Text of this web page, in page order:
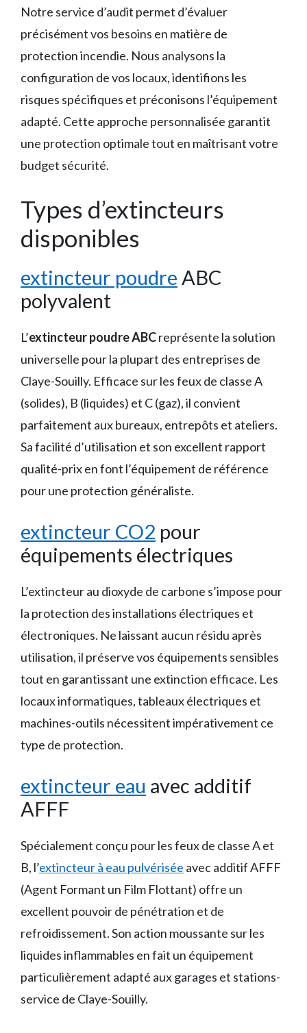
Notre service d’audit permet d’évaluer
précisément vos besoins en matière de
protection incendie. Nous analysons la
configuration de vos locaux, identifions les
risques spécifiques et préconisons l’équipement
adapté. Cette approche personnalisée garantit
une protection optimale tout en maîtrisant votre
budget sécurité.
Types d’extincteurs
disponibles
extincteur poudre ABC
polyvalent
L’extincteur poudre ABCreprésente la solution
universelle pour la plupart des entreprises de
Claye-Souilly. Efficace sur les feux de classe A
(solides), B (liquides) et C (gaz), il convient
parfaitement aux bureaux, entrepôts et ateliers.
Sa facilité d’utilisation et son excellent rapport
qualité-prix en font l’équipement de référence
pour une protection généraliste.
extincteur CO2 pour
équipements électriques
L’extincteur au dioxyde de carbone s’impose pour
la protection des installations électriques et
électroniques. Ne laissant aucun résidu après
utilisation, il préserve vos équipements sensibles
tout en garantissant une extinction efficace. Les
locaux informatiques, tableaux électriques et
machines-outils nécessitent impérativement ce
type de protection.
extincteur eau avec additif
AFFF
Spécialement conçu pour les feux de classe A et
B, l’extincteur à eau pulvérisée avec additif AFFF
(Agent Formant un Film Flottant) offre un
excellent pouvoir de pénétration et de
refroidissement. Son action moussante sur les
liquides inflammables en fait un équipement
particulièrement adapté aux garages et stations-
service de Claye-Souilly.